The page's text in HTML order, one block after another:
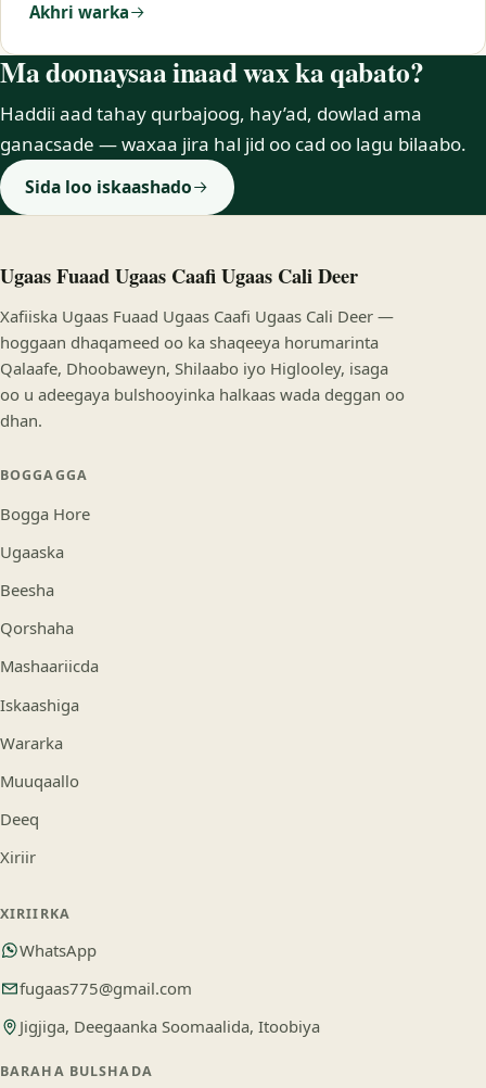
Akhri warka
Ma doonaysaa inaad wax ka qabato?
Haddii aad tahay qurbajoog, hay’ad, dowlad ama
ganacsade — waxaa jira hal jid oo cad oo lagu bilaabo.
Sida loo iskaashado
Ugaas Fuaad Ugaas Caafi Ugaas Cali Deer
Xafiiska Ugaas Fuaad Ugaas Caafi Ugaas Cali Deer —
hoggaan dhaqameed oo ka shaqeeya horumarinta
Qalaafe, Dhoobaweyn, Shilaabo iyo Higlooley, isaga
oo u adeegaya bulshooyinka halkaas wada deggan oo
dhan.
BOGGAGGA
Bogga Hore
Ugaaska
Beesha
Qorshaha
Mashaariicda
Iskaashiga
Wararka
Muuqaallo
Deeq
Xiriir
XIRIIRKA
WhatsApp
fugaas775@gmail.com
Jigjiga, Deegaanka Soomaalida, Itoobiya
BARAHA BULSHADA